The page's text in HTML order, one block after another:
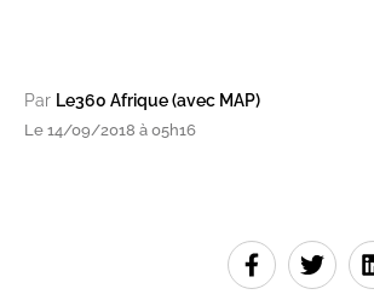
Par Le360 Afrique (avec MAP)
Le 14/09/2018 à 05h16